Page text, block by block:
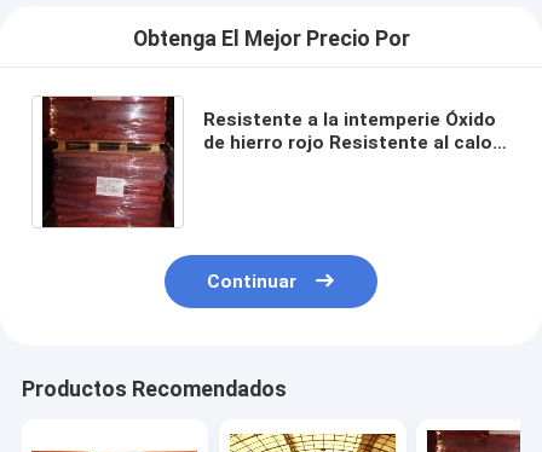
Obtenga El Mejor Precio Por
Resistente a la intemperie Óxido
de hierro rojo Resistente al calor
Continuar
Productos Recomendados